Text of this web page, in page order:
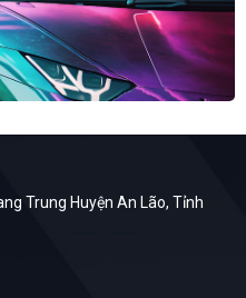
Trung Huyện An Lão, Tỉnh